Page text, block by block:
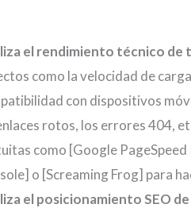
el rendimiento técnico de
como la velocidad de
con dispositivos
rotos, los errores 404,
como [Google
o [Screaming Frog] para
el posicionamiento SEO